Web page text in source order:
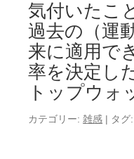
気付いたこ
過去の（運
来に適用で
率を決定
トップウ
カテゴリー: 雑感 | タグ: